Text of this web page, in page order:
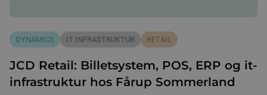
DYNAMICS IT INFRASTRUKTUR RETAIL
JCD Retail: Billetsystem, POS, ERP og it-
infrastruktur hos Fårup Sommerland